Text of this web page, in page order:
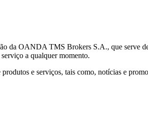
da OANDA TMS Brokers S.A., que serve
a qualquer momento.
e serviços, tais como, notícias e